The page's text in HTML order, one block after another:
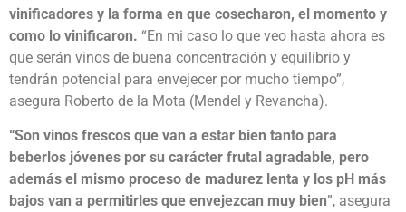
vinificadores y la forma en que cosecharon, el momento y
como lo vinificaron. “En mi caso lo que veo hasta ahora es
que serán vinos de buena concentración y equilibrio y
tendrán potencial para envejecer por mucho tiempo”,
asegura Roberto de la Mota (Mendel y Revancha).
“Son vinos frescos que van a estar bien tanto para
beberlos jóvenes por su carácter frutal agradable, pero
además el mismo proceso de madurez lenta y los pH más
bajos van a permitirles que envejezcan muy bien”, asegura